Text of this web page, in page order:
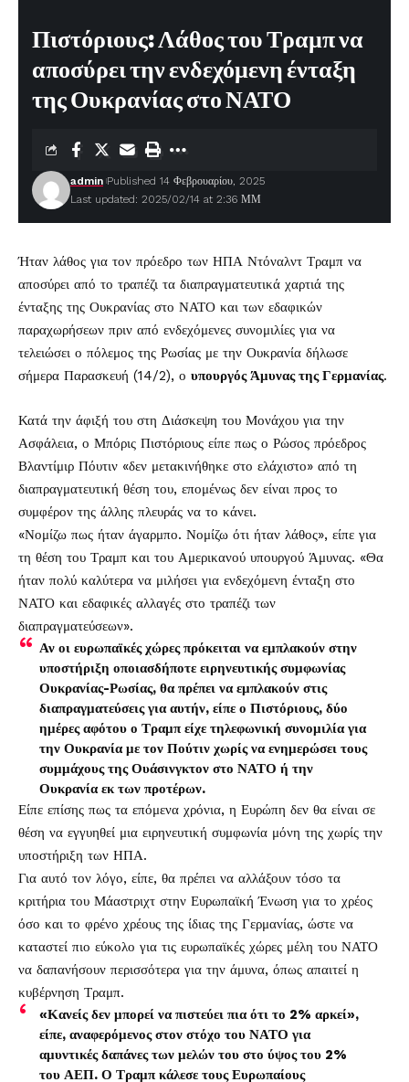
Πιστόριους: Λάθος του Τραμπ να
αποσύρει την ενδεχόμενη ένταξη
της Ουκρανίας στο ΝΑΤΟ
Last updated: 2025/02/14 at 2:36 ΜΜ
admin Published 14 Φεβρουαρίου, 2025
Ήταν λάθος για τον πρόεδρο των ΗΠΑ Ντόναλντ Τραμπ να
αποσύρει από το τραπέζι τα διαπραγματευτικά χαρτιά της
ένταξης της Ουκρανίας στο ΝΑΤΟ και των εδαφικών
παραχωρήσεων πριν από ενδεχόμενες συνομιλίες για να
τελειώσει ο πόλεμος της Ρωσίας με την Ουκρανία δήλωσε
σήμερα Παρασκευή (14/2), ο υπουργός Άμυνας της Γερμανίας.
Κατά την άφιξή του στη Διάσκεψη του Μονάχου για την
Ασφάλεια, ο Μπόρις Πιστόριους είπε πως ο Ρώσος πρόεδρος
Βλαντίμιρ Πόυτιν «δεν μετακινήθηκε στο ελάχιστο» από τη
διαπραγματευτική θέση του, επομένως δεν είναι προς το
συμφέρον της άλλης πλευράς να το κάνει.
«Νομίζω πως ήταν άγαρμπο. Νομίζω ότι ήταν λάθος», είπε για
τη θέση του Τραμπ και του Αμερικανού υπουργού Άμυνας. «Θα
ήταν πολύ καλύτερα να μιλήσει για ενδεχόμενη ένταξη στο
ΝΑΤΟ και εδαφικές αλλαγές στο τραπέζι των
διαπραγματεύσεων».
Αν οι ευρωπαϊκές χώρες πρόκειται να εμπλακούν στην
υποστήριξη οποιασδήποτε ειρηνευτικής συμφωνίας
Ουκρανίας-Ρωσίας, θα πρέπει να εμπλακούν στις
διαπραγματεύσεις για αυτήν, είπε ο Πιστόριους, δύο
ημέρες αφότου ο Τραμπ είχε τηλεφωνική συνομιλία για
την Ουκρανία με τον Πούτιν χωρίς να ενημερώσει τους
συμμάχους της Ουάσινγκτον στο ΝΑΤΟ ή την
Ουκρανία εκ των προτέρων.
Είπε επίσης πως τα επόμενα χρόνια, η Ευρώπη δεν θα είναι σε
θέση να εγγυηθεί μια ειρηνευτική συμφωνία μόνη της χωρίς την
υποστήριξη των ΗΠΑ.
Για αυτό τον λόγο, είπε, θα πρέπει να αλλάξουν τόσο τα
κριτήρια του Μάαστριχτ στην Ευρωπαϊκή Ένωση για το χρέος
όσο και το φρένο χρέους της ίδιας της Γερμανίας, ώστε να
καταστεί πιο εύκολο για τις ευρωπαϊκές χώρες μέλη του ΝΑΤΟ
να δαπανήσουν περισσότερα για την άμυνα, όπως απαιτεί η
κυβέρνηση Τραμπ.
«Κανείς δεν μπορεί να πιστεύει πια ότι το 2% αρκεί»,
είπε, αναφερόμενος στον στόχο του ΝΑΤΟ για
αμυντικές δαπάνες των μελών του στο ύψος του 2%
του ΑΕΠ. Ο Τραμπ κάλεσε τους Ευρωπαίους